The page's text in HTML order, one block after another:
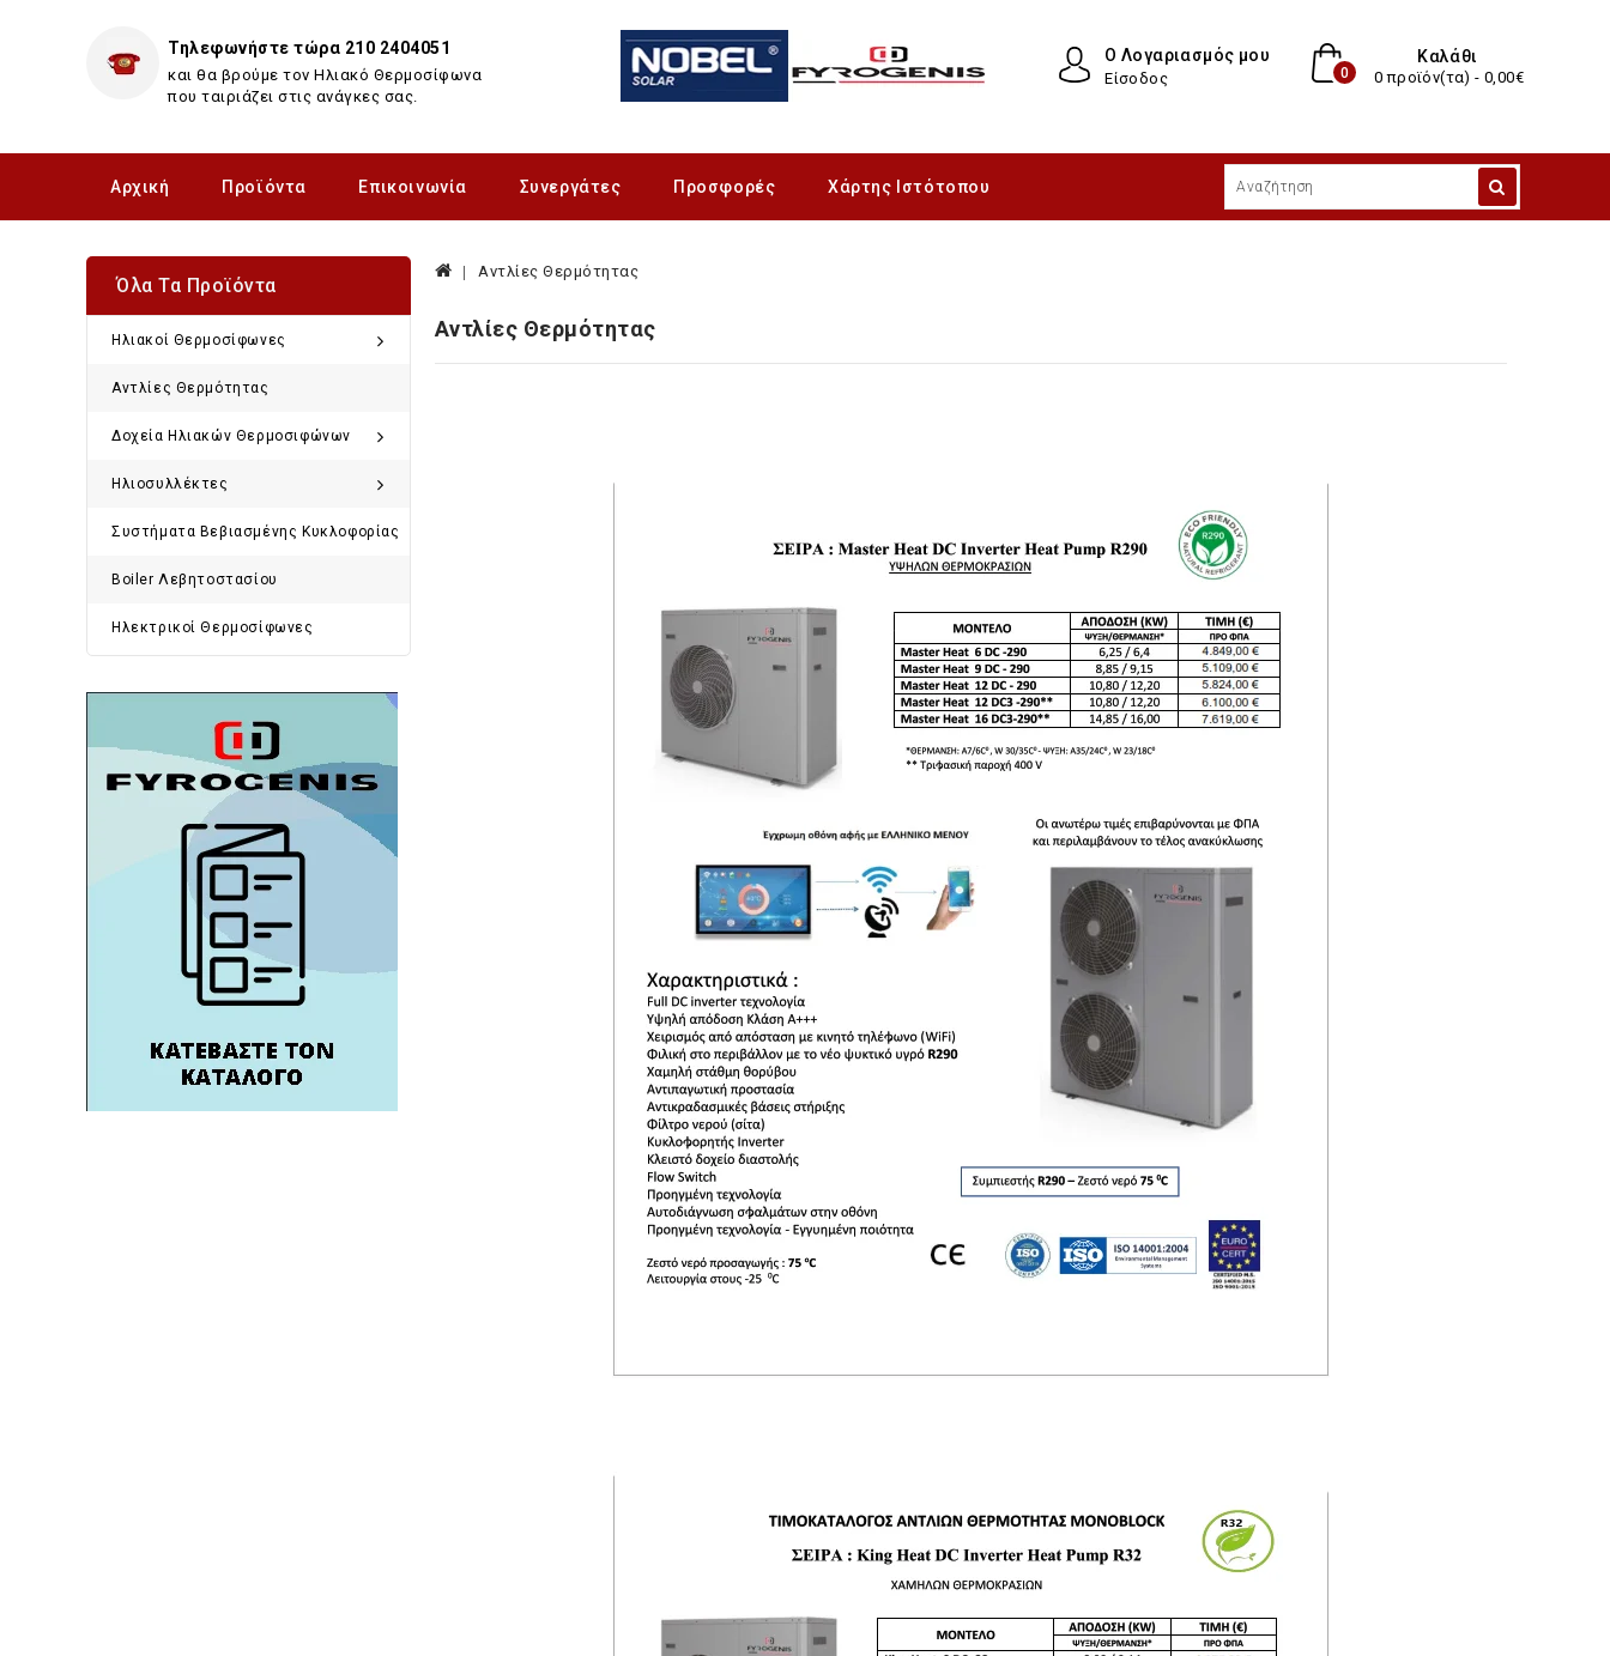
Τηλεφωνήστε τώρα 210 2404051
και θα βρούμε τον Ηλιακό Θερμοσίφωνα
που ταιριάζει στις ανάγκες σας.
Καλάθι
0 προϊόν(τα) - 0,00€
0
Ο Λογαριασμός μου
Είσοδος
Αρχική Προϊόντα Επικοινωνία Συνεργάτες Προσφορές Χάρτης Ιστότοπου
Όλα Τα Προϊόντα
Ηλιακοί Θερμοσίφωνες
Αντλίες Θερμότητας
Δοχεία Hλιακών Θερμοσιφώνων
Ηλιοσυλλέκτες
Συστήματα Βεβιασμένης Κυκλοφορίας
Boiler Λεβητοστασίου
Ηλεκτρικοί Θερμοσίφωνες
Αντλίες Θερμότητας
Αντλίες Θερμότητας